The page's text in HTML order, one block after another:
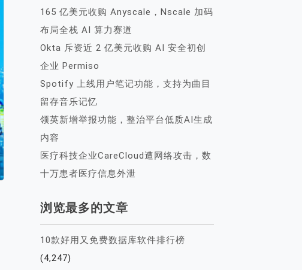
165 亿美元收购 Anyscale，Nscale 加码
布局全栈 AI 算力赛道
Okta 斥资近 2 亿美元收购 AI 安全初创
企业 Permiso
Spotify 上线用户笔记功能，支持为曲目
留存音乐记忆
领英新增举报功能，整治平台低质AI生成
内容
医疗科技企业CareCloud遭网络攻击，数
十万患者医疗信息外泄
浏览最多的文章
10款好用又免费数据库软件排行榜
(4,247)